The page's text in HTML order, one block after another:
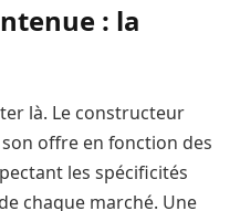
: la
là. Le constructeur
offre en fonction des
les spécificités
chaque marché. Une